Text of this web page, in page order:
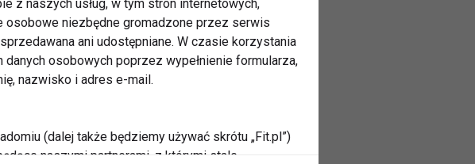
z naszych usług, w tym stron internetowych,
osobowe niezbędne gromadzone przez serwis
ani udostępniane. W czasie korzystania
osobowych poprzez wypełnienie formularza,
nazwisko i adres e-mail.
(dalej także będziemy używać skrótu „Fit.pl”)
naszymi partnerami, z którymi stale